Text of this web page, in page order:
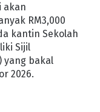
akan
RM3,000
kantin Sekolah
Sijil
yang bakal
2026.